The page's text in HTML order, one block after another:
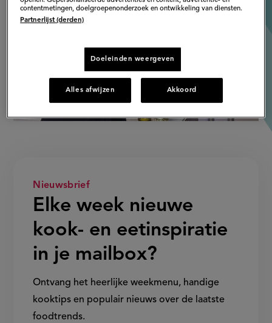
Nieuwsbrief
Elke week nieuwe
kook- en eetinspiratie
in je mailbox?
Ontvang het heerlijke weekmenu, handige
kooktips en populair nieuws over de laatste
foodtrends.
contentmetingen, doelgroepenonderzoek en ontwikkeling van diensten.
Partnerlijst (derden)
Doeleinden weergeven
Alles afwijzen Akkoord